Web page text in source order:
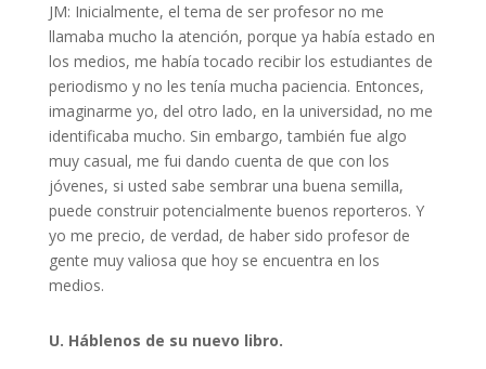
JM: Inicialmente, el tema de ser profesor no me
llamaba mucho la atención, porque ya había estado en
los medios, me había tocado recibir los estudiantes de
periodismo y no les tenía mucha paciencia. Entonces,
imaginarme yo, del otro lado, en la universidad, no me
identificaba mucho. Sin embargo, también fue algo
muy casual, me fui dando cuenta de que con los
jóvenes, si usted sabe sembrar una buena semilla,
puede construir potencialmente buenos reporteros. Y
yo me precio, de verdad, de haber sido profesor de
gente muy valiosa que hoy se encuentra en los
medios.
U. Háblenos de su nuevo libro.